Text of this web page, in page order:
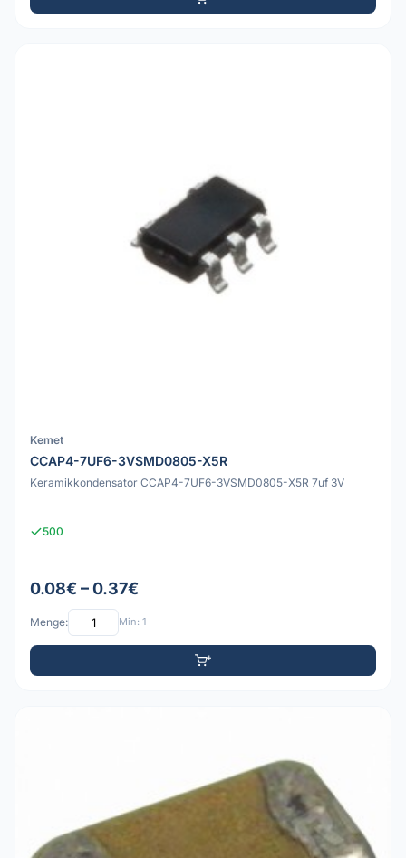
Kemet
CCAP4-7UF6-3VSMD0805-X5R
Keramikkondensator CCAP4-7UF6-3VSMD0805-X5R 7uf 3V
500
0.08€ – 0.37€
Menge: Min: 1